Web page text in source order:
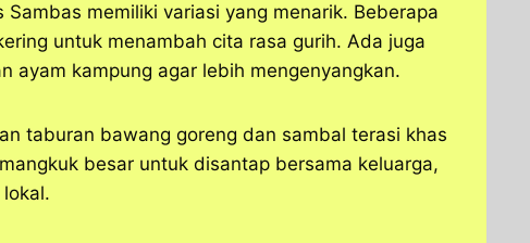
memiliki variasi yang menarik. Beberapa
untuk menambah cita rasa gurih. Ada juga
ayam kampung agar lebih mengenyangkan.
taburan bawang goreng dan sambal terasi khas
besar untuk disantap bersama keluarga,